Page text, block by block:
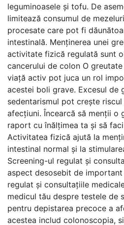
leguminoasele și tofu. De
limitează consumul de
procesate care pot fi
intestinală. Menținerea unei
activitate fizică regulată sunt
cancerului de colon O
viață activ pot juca un rol
acestei boli grave. Excesul de
sedentarismul pot crește
afecțiuni. Încearcă să menții o
raport cu înălțimea ta și să
Activitatea fizică ajută la
intestinal normal și la
Screening-ul regulat și
aspect desosebit de
regulat și consultațiile
medicul tău despre testele de
pentru depistarea precoce a
acestea includ colonoscopia,